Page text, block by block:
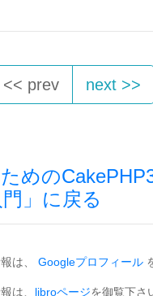
<< prev next >>
ための
」に戻る
は、 Googleプロフィール
は、 libroページを御覧下さ